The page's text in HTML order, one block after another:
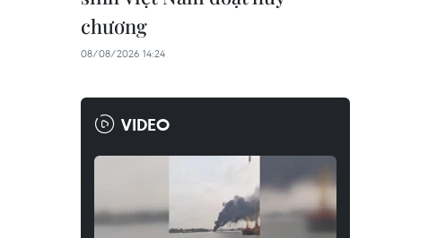
chương
08/08/2026 14:24
VIDEO